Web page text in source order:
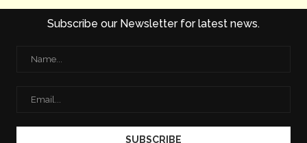
Subscribe our Newsletter for latest news.